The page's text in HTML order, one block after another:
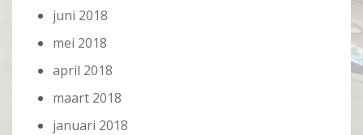
juni 2018
mei 2018
april 2018
maart 2018
januari 2018